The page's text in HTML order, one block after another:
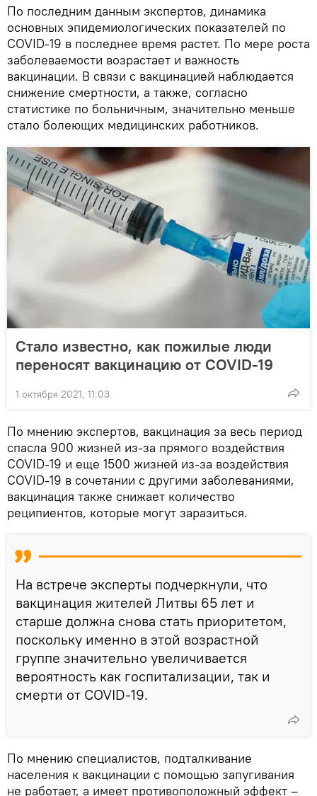
По последним данным экспертов, динамика
основных эпидемиологических показателей по
COVID-19 в последнее время растет. По мере роста
заболеваемости возрастает и важность
вакцинации. В связи с вакцинацией наблюдается
снижение смертности, а также, согласно
статистике по больничным, значительно меньше
стало болеющих медицинских работников.
Стало известно, как пожилые люди
переносят вакцинацию от COVID-19
1 октября 2021, 11:03
По мнению экспертов, вакцинация за весь период
спасла 900 жизней из-за прямого воздействия
COVID-19 и еще 1500 жизней из-за воздействия
COVID-19 в сочетании с другими заболеваниями,
вакцинация также снижает количество
реципиентов, которые могут заразиться.
На встрече эксперты подчеркнули, что
вакцинация жителей Литвы 65 лет и
старше должна снова стать приоритетом,
поскольку именно в этой возрастной
группе значительно увеличивается
вероятность как госпитализации, так и
смерти от COVID-19.
По мнению специалистов, подталкивание
населения к вакцинации с помощью запугивания
не работает, а имеет противоположный эффект –